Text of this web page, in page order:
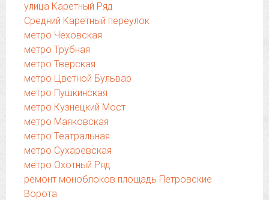
улица Каретный Ряд
Средний Каретный переулок
метро Чеховская
метро Трубная
метро Тверская
метро Цветной Бульвар
метро Пушкинская
метро Кузнецкий Мост
метро Маяковская
метро Театральная
метро Сухаревская
метро Охотный Ряд
ремонт моноблоков площадь Петровские
Ворота